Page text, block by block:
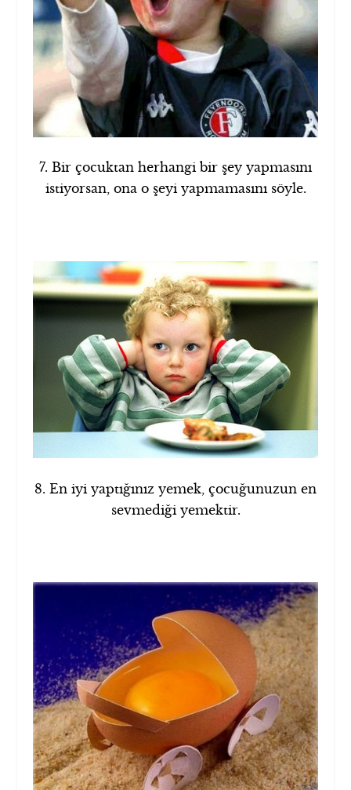
7. Bir çocuktan herhangi bir şey yapmasını
istiyorsan, ona o şeyi yapmamasını söyle.
8. En iyi yaptığınız yemek, çocuğunuzun en
sevmediği yemektir.